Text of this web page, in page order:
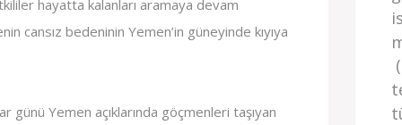
hayatta kalanları aramaya devam
cansız bedeninin Yemen’in güneyinde kıyıya
Yemen açıklarında göçmenleri taşıyan